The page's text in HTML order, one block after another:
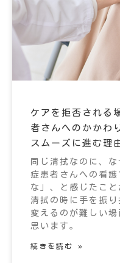
ケアを拒否される
者さんへのかかわ
スムーズに進む理
同じ清拭なのに、
症患者さんへの看
な」、と感じたこ
清拭の時に手を振
変えるのが難しい
思います。
続きを読む »